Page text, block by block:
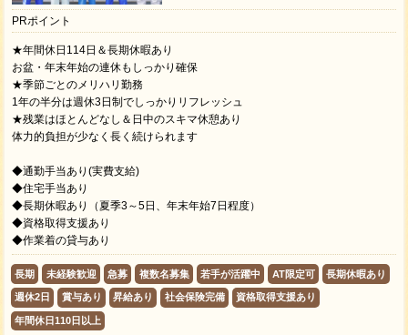
PRポイント
★年間休日114日＆長期休暇あり
お盆・年末年始の連休もしっかり確保
★季節ごとのメリハリ勤務
1年の半分は週休3日制でしっかりリフレッシュ
★残業はほとんどなし＆日中のスキマ休憩あり
体力的負担が少なく長く続けられます
◆通勤手当あり(実費支給)
◆住宅手当あり
◆長期休暇あり（夏季3～5日、年末年始7日程度）
◆資格取得支援あり
◆作業着の貸与あり
長期 未経験歓迎 急募 複数名募集 若手が活躍中 AT限定可 長期休暇あり
週休2日 賞与あり 昇給あり 社会保険完備 資格取得支援あり
年間休日110日以上